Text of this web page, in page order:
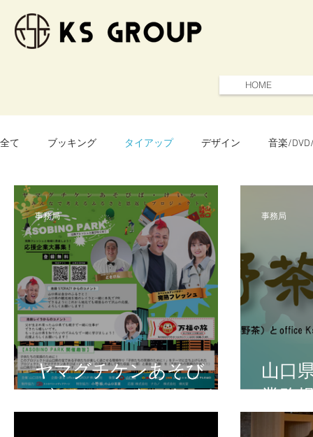
コンサート ディナー
HOME
全て ブッキング タイアップ デザイン 音楽/
お知らせ イベントプロデュース
ヤマグチケンあそび
ば・けいかくスタート
事務局
山口
業務
事務局